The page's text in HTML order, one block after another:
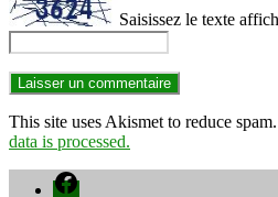
Saisissez le texte
This site uses Akismet to reduce spam.
data is processed.
Facebook